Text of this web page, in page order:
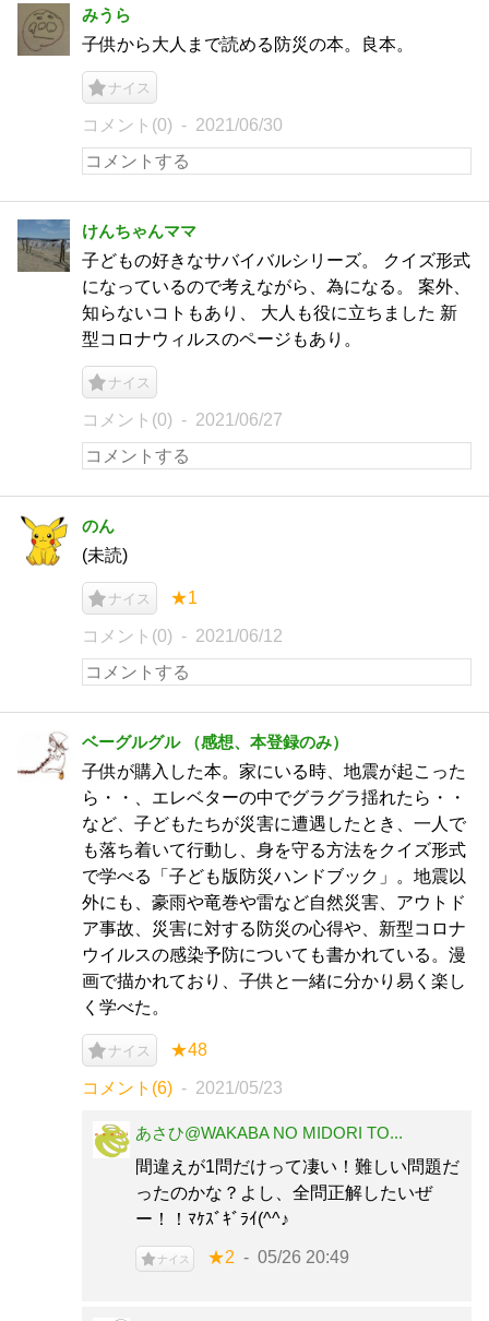
みうら
子供から大人まで読める防災の本。良本。
ナイス
コメント(0) 2021/06/30
けんちゃんママ
子どもの好きなサバイバルシリーズ。 クイズ形式
になっているので考えながら、為になる。 案外、
知らないコトもあり、 大人も役に立ちました 新
型コロナウィルスのページもあり。
ナイス
コメント(0) 2021/06/27
のん
(未読)
ナイス ★1
コメント(0) 2021/06/12
ベーグルグル （感想、本登録のみ）
子供が購入した本。家にいる時、地震が起こった
ら・・、エレベターの中でグラグラ揺れたら・・
など、子どもたちが災害に遭遇したとき、一人で
も落ち着いて行動し、身を守る方法をクイズ形式
で学べる「子ども版防災ハンドブック」。地震以
外にも、豪雨や竜巻や雷など自然災害、アウトド
ア事故、災害に対する防災の心得や、新型コロナ
ウイルスの感染予防についても書かれている。漫
画で描かれており、子供と一緒に分かり易く楽し
く学べた。
ナイス ★48
コメント(6) 2021/05/23
あさひ@WAKABA NO MIDORI TO...
間違えが1問だけって凄い！難しい問題だ
ったのかな？よし、全問正解したいぜ
ー！！ﾏｹｽﾞｷﾞﾗｲ(^^♪
ナイス ★2 05/26 20:49